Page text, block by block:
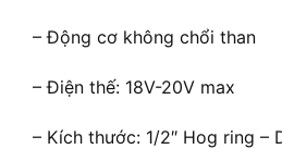
– Động cơ không chổi than
– Điện thế: 18V-20V max
– Kích thước: 1/2″ Hog ring –